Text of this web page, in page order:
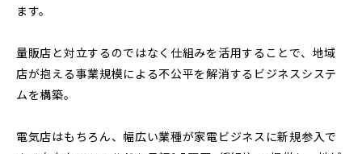
ます。
量販店と対立するのではなく仕組みを活用することで、地域
店が抱える事業規模による不公平を解消するビジネスシステ
ムを構築。
電気店はもちろん、幅広い業種が家電ビジネスに新規参入で